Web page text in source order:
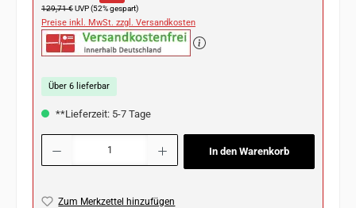
Regulärer Preis:
129,71 €UVP (52% gespart)
Preise inkl. MwSt. zzgl. Versandkosten
Über 6 lieferbar
**Lieferzeit: 5-7 Tage
Produkt Anzahl: Gib den gewünschten Wert ein oder benutze die Schaltflächen
In den Warenkorb
Zum Merkzettel hinzufügen